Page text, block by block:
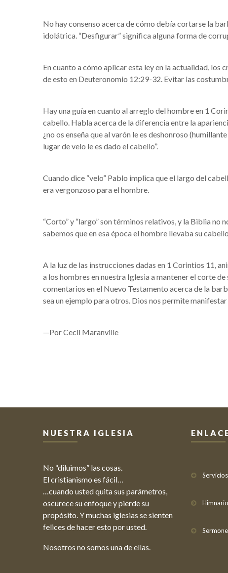
No hay consenso acerca de cómo debía cortarse la
idolátrica. “Desfigurar” significa alguna forma de
En cuanto a cómo aplicar esta ley en la actualidad,
de esto en Deuteronomio 12:29-32. Evitar las
Hay una guía en cuanto al arreglo del hombre en 1
cabello. Habla acerca de la diferencia entre la
¿no os enseña que al varón le es deshonroso
lugar de velo le es dado el cabello”.
Cuando dice “velo” Pablo implica que el largo del
era vergonzoso para el hombre.
“Corto” y “largo” son términos relativos, y la Biblia no
sabemos que en esa época el hombre llevaba su
A la luz de las instrucciones dadas en 1 Corintios 11,
a los hombres en nuestra Iglesia a mantener el corte
comentarios en el Nuevo Testamento acerca de la
sea un ejemplo para otros. Dios nos permite
—Por Cecil Maranville
NUESTRA IGLESIA
No “diluimos” las cosas.
El cristianismo es fácil…
…cuando usted quita sus parámetros,
oscurece su enfoque y pierde su
propósito. Y muchas iglesias se sienten
felices de hacer esto por usted.
Nosotros no somos una de ellas.
Himnario